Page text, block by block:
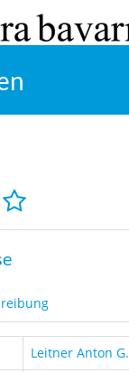
Leitner Anton G.